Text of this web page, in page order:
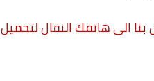
الى هاتفك النقاللتحميل